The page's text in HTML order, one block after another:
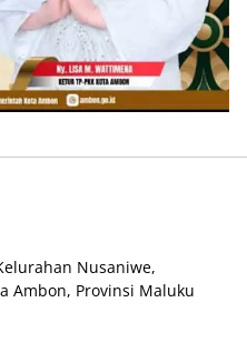
Nusaniwe,
Ambon, Provinsi Maluku